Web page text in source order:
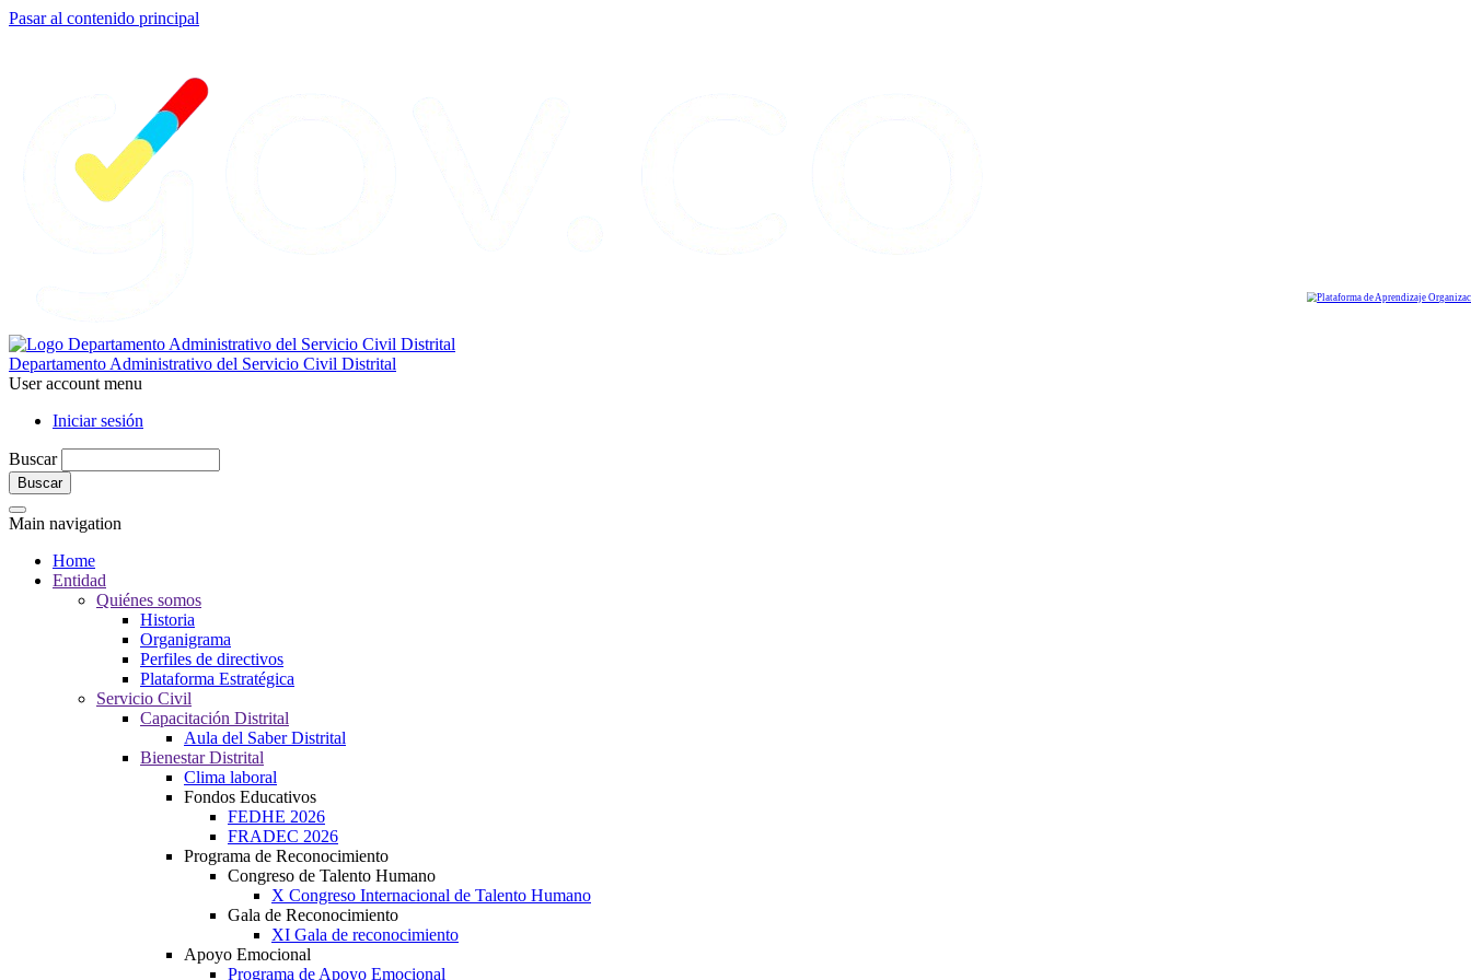
Pasar al contenido principal
Departamento Administrativo del Servicio Civil Distrital
User account menu
Iniciar sesión
Buscar
Main navigation
Home
Entidad
Quiénes somos
Historia
Organigrama
Perfiles de directivos
Plataforma Estratégica
Servicio Civil
Capacitación Distrital
Aula del Saber Distrital
Bienestar Distrital
Clima laboral
Fondos Educativos
FEDHE 2026
FRADEC 2026
Programa de Reconocimiento
Congreso de Talento Humano
X Congreso Internacional de Talento Humano
Gala de Reconocimiento
XI Gala de reconocimiento
Apoyo Emocional
Programa de Apoyo Emocional